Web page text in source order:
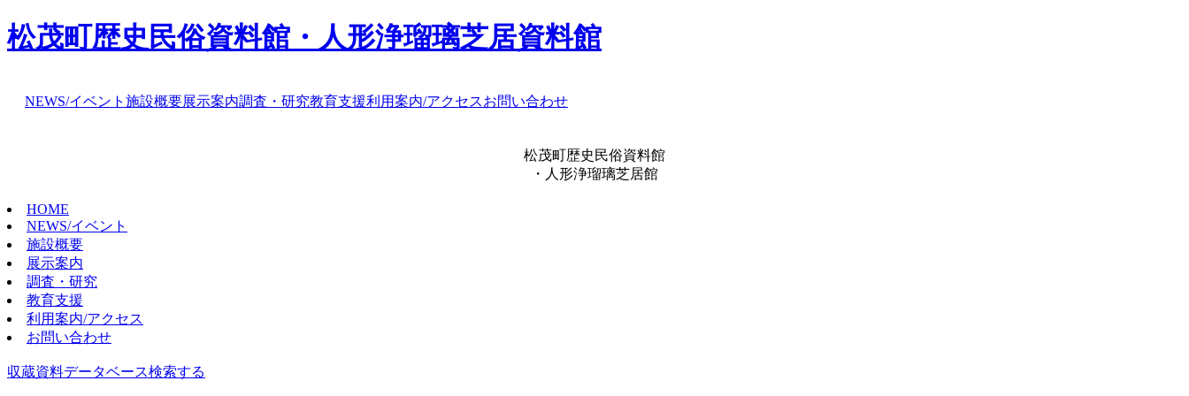
松茂町歴史民俗資料館・人形浄瑠璃芝居資料館
NEWS/イベント 施設概要展示案内調査・研究教育支援利用案内/アクセスお問い合わせ
松茂町歴史民俗資料館
・人形浄瑠璃芝居館
HOME
NEWS/イベント
施設概要
展示案内
調査・研究
教育支援
利用案内/アクセス
お問い合わせ
収蔵資料データベース検索する